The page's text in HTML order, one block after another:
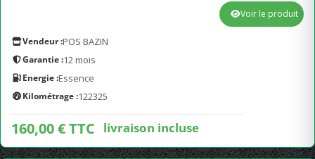
Vendeur :POS BAZIN
Garantie :12 mois
Energie :Essence
Kilométrage :122325
160,00 € TTC livraison incluse
Voir le produit